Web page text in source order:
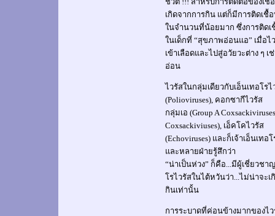
เกิดจากการกิน แต่ก็มีการติดเชื้
ในจำนวนที่น้อยมาก ซึ่งการติดเ
ในเด็กที่ “สุขภาพอ่อนแอ” เมื่อไ
เข้าเลือดและไปสู่อวัยวะต่าง ๆ
อ่อน
ไวรัสในกลุ่มเดียวกับเอ็นเทอโ
(Polioviruses), คอกซากีไวรัส
กลุ่มเอ (Group A
Coxsackiviuses), เอ็คโคไวรัส
(Echoviruses) และก็เจ้าเอ็นเท
และหลายฝ่ายรู้สึกว่า
“น่าเป็นห่วง” ก็คือ...มีผู้เชี่ยวชา
โรไวรัสในไต้หวันว่า...ไม่น่าจะเ
กินเท่านั้น
การระบาดที่ค่อนข้างมากของไ